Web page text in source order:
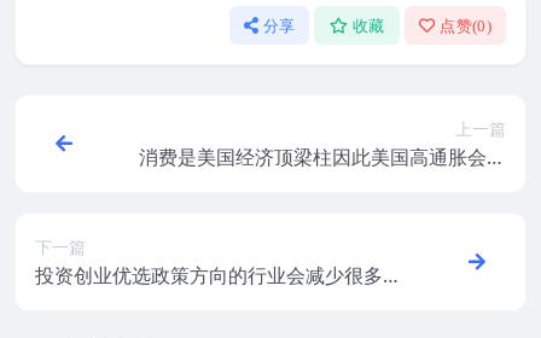
分享 收藏 点赞(0)
上一篇
消费是美国经济顶梁柱因此美国高通胀会严
下一篇
投资创业优选政策方向的行业会减少很多潜